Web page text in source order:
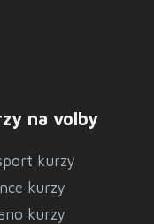
na volby
kurzy
kurzy
kurzy